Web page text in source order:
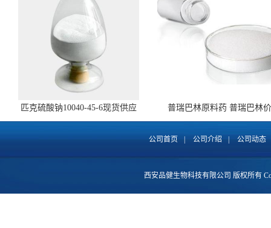
匹克硫酸钠10040-45-6现货供应
普瑞巴林原料药 普瑞巴林
148553-50-8 全国包邮
公司首页 公司介绍 公司动态
西安品健生物科技有限公司 版权所有